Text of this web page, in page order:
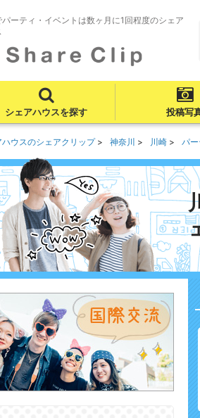
パーティ・イベントは数ヶ月に1回程度のシェア
シェアハウスを探す 投稿写
ハウスのシェアクリップ 神奈川 川崎 パ